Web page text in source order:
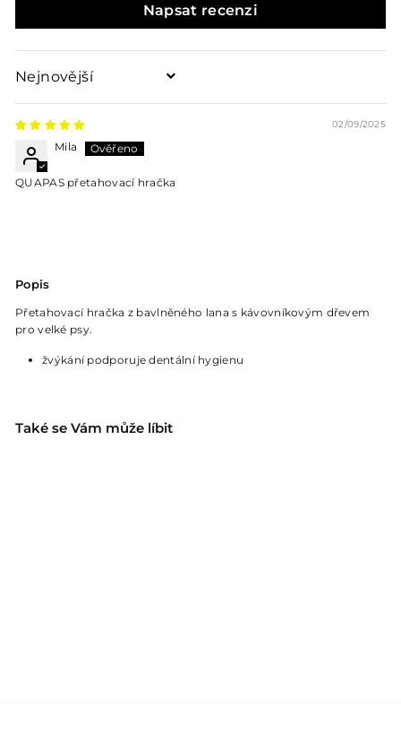
Napsat recenzi
Sort by
02/09/2025
Mila
QUAPAS přetahovací hračka
Popis
Přetahovací hračka z bavlněného lana s kávovníkovým dřevem
pro velké psy.
žvýkání podporuje dentální hygienu
Také se Vám může líbit